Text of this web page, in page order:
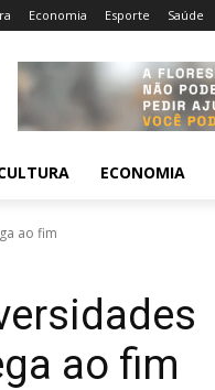
Economia Esporte Saúde
ECONOMIA
ao fim
ao fim